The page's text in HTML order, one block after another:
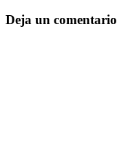
Deja un comentario